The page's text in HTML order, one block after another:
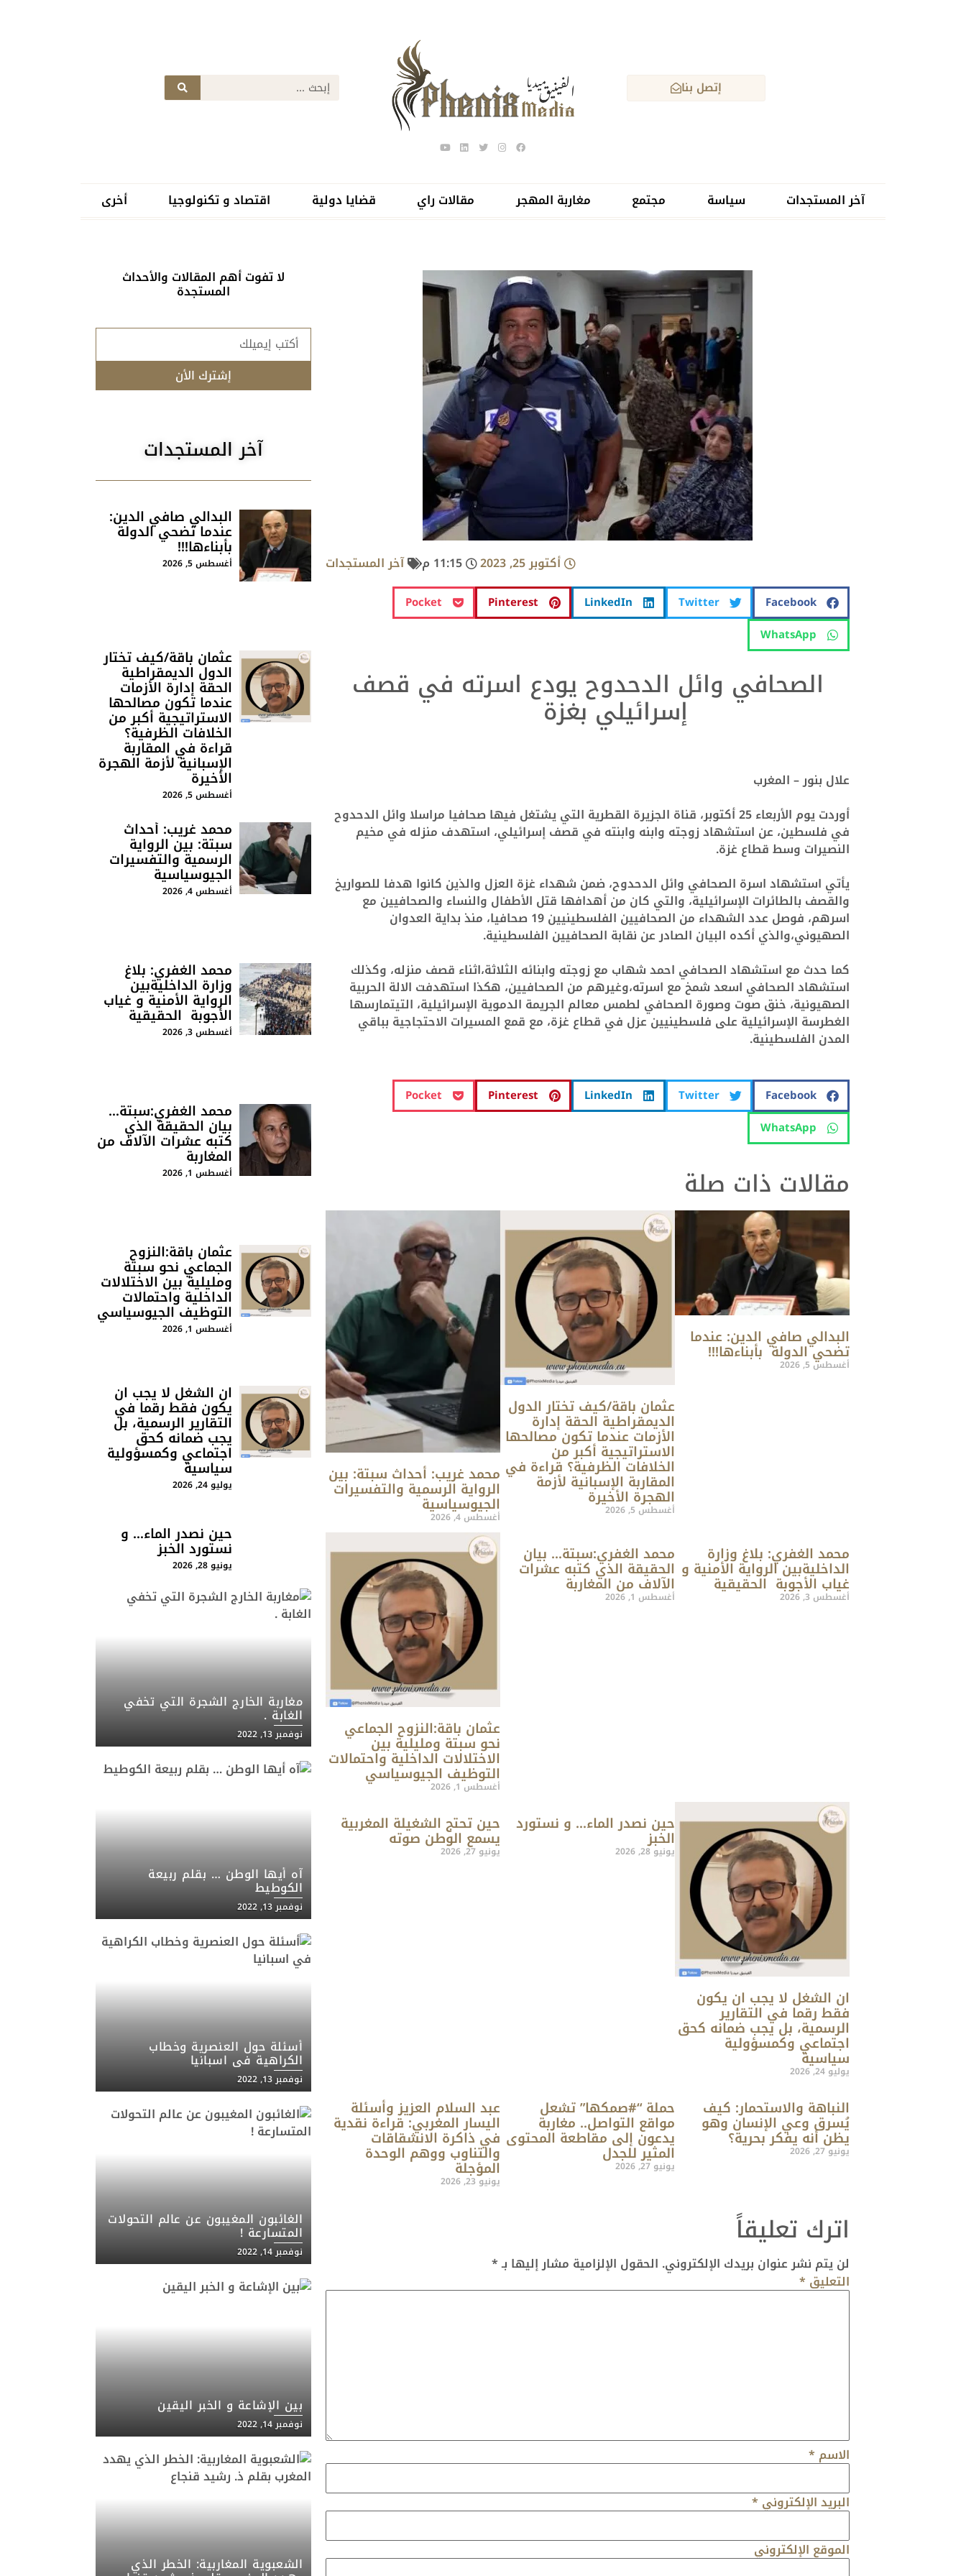
إتصل بنا
آخر المستجدات سياسة مجتمع مغاربة المهجر مقالات راي قضايا دولية اقتصاد و تكنولوجيا أخرى
أكتوبر 25, 2023 11:15 م آخر المستجدات
Facebook
Twitter
LinkedIn
Pinterest
Pocket
WhatsApp
الصحافي وائل الدحدوح يودع اسرته في قصف
إسرائيلي بغزة
علال بنور – المغرب
أوردت يوم الأربعاء 25 أكتوبر
، قناة الجزيرة القطرية التي يشتغل فيها صحافيا مراسلا وائل الدحدوح
في فلسطين، عن استشهاد زوجته وابنه وابنته في قصفإسرائيلي، استهدف منزله في مخيم
النصيرات وسط قطاع غزة.
يأتي استشهاد اسرة الصحافي وائل الدحدوح، ضمن شهداء غزة العزل والذين كانوا هدفا للصواريخ
والقصف بالطائرات الإسرائيلية، والتي كان من أهدافها قتل الأطفال والنساء والصحافيين مع
اسرهم، فوصل عدد الشهداء من الصحافيين الفلسطينيين 19 صحافيا، منذبداية العدوان
الصهيوني،والذي أكده البيان الصادر عن نقابة الصحافيين الفلسطينية.
كما حدث مع استشهاد الصحافي احمد شهاب مع زوجته وابنائه الثلاثة،اثناء قصف منزله، وكذلك
استشهاد الصحافي اسعد شمخ مع اسرته،وغيرهم من الصحافيين، هكذا استهدفت الالة الحربية
الصهيونية، خنق صوت وصورة الصحافي لطمس معالم الجريمة الدموية الإسرائيلية، التيتمارسها
الغطرسة الإسرائيلية على فلسطينيين عزل في قطاع غزة، مع قمع المسيرات الاحتجاجية بباقي
المدن الفلسطينية.
Facebook
Twitter
LinkedIn
Pinterest
Pocket
WhatsApp
مقالات ذات صلة
البدالي صافي الدين: عندما
تضحي الدولة بأبناءها!!!
أغسطس 5, 2026
عثمان باقة/كيف تختار الدول
الديمقراطية الحقة إدارة
الأزمات عندما تكون مصالحها
الاستراتيجية أكبر من
الخلافات الظرفية؟ قراءة في
المقاربة الإسبانية لأزمة
الهجرة الأخيرة
أغسطس 5, 2026
محمد غريب: أحداث سبتة: بين
الرواية الرسمية والتفسيرات
الجيوسياسية
أغسطس 4, 2026
محمد الغفري: بلاغ وزارة
الداخليةبين الرواية الأمنية و
غياب الأجوبة الحقيقية
أغسطس 3, 2026
محمد الغفري:سبتة… بيان
الحقيقة الذي كتبه عشرات
الآلاف من المغاربة
أغسطس 1, 2026
عثمان باقة:النزوح الجماعي
نحو سبتة ومليلية بين
الاختلالات الداخلية واحتمالات
التوظيف الجيوسياسي
أغسطس 1, 2026
ان الشغل لا يجب ان يكون
فقط رقما في التقارير
الرسمية، بل يجب ضمانه كحق
اجتماعي وكمسؤولية
سياسية
يوليو 24, 2026
حين نصدر الماء… و نستورد
الخبز
يونيو 28, 2026
حين تحتج الشغيلة المغربية
يسمع الوطن صوته
يونيو 27, 2026
النباهة والاستحمار: كيف
يُسرق وعي الإنسان وهو
يظن أنه يفكر بحرية؟
يونيو 27, 2026
حملة “#صمكها” تشعل
مواقع التواصل.. مغاربة
يدعون إلى مقاطعة المحتوى
المثير للجدل
يونيو 27, 2026
عبد السلام العزيز وأسئلة
اليسار المغربي: قراءة نقدية
في ذاكرة الانشقاقات
والتناوب ووهم الوحدة
المؤجلة
يونيو 23, 2026
اترك تعليقاً
لن يتم نشر عنوان بريدك الإلكتروني. الحقول الإلزامية مشار إليها بـ*
التعليق *
الاسم *
البريد الإلكتروني *
الموقع الإلكتروني
لا تفوت أهم المقالات والأحداث
المستجدة
إشترك الأن
آخر المستجدات
البدالي صافي الدين:
عندما تضحي الدولة
بأبناءها!!!
أغسطس 5, 2026
عثمان باقة/كيف تختار
الدول الديمقراطية
الحقة إدارة الأزمات
عندما تكون مصالحها
الاستراتيجية أكبر من
الخلافات الظرفية؟
قراءة في المقاربة
الإسبانية لأزمة الهجرة
الأخيرة
أغسطس 5, 2026
محمد غريب: أحداث
سبتة: بين الرواية
الرسمية والتفسيرات
الجيوسياسية
أغسطس 4, 2026
محمد الغفري: بلاغ
وزارة الداخليةبين
الرواية الأمنية و غياب
الأجوبة الحقيقية
أغسطس 3, 2026
محمد الغفري:سبتة…
بيان الحقيقة الذي
كتبه عشرات الآلاف من
المغاربة
أغسطس 1, 2026
عثمان باقة:النزوح
الجماعي نحو سبتة
ومليلية بين الاختلالات
الداخلية واحتمالات
التوظيف الجيوسياسي
أغسطس 1, 2026
ان الشغل لا يجب ان
يكون فقط رقما في
التقارير الرسمية، بل
يجب ضمانه كحق
اجتماعي وكمسؤولية
سياسية
يوليو 24, 2026
حين نصدر الماء… و
نستورد الخبز
يونيو 28, 2026
مغاربة الخارج الشجرة التي تخفي
الغابة .
نوفمبر 13, 2022
آه أيها الوطن … بقلم ربيعة
الكوطيط
نوفمبر 13, 2022
أسئلة حول العنصرية وخطاب
الكراهية في اسبانيا
نوفمبر 13, 2022
الغائبون المغيبون عن عالم التحولات
المتسارعة !
نوفمبر 14, 2022
بين الإشاعة و الخبر اليقين
نوفمبر 14, 2022
الشعبوية المغاربية: الخطر الذي